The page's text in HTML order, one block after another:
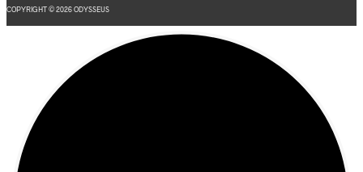
COPYRIGHT © 2026 ODYSSEUS